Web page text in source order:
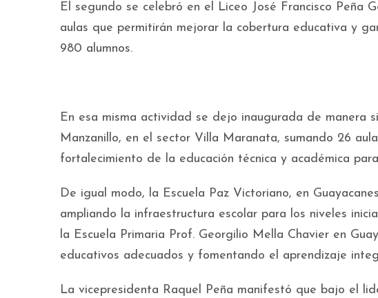
El segundo se celebró en el Liceo José Francisco Peña
aulas que permitirán mejorar la cobertura educativa y
980 alumnos.
En esa misma actividad se dejo inaugurada de manera
Manzanillo, en el sector Villa Maranata, sumando 26
fortalecimiento de la educación técnica y académica
De igual modo, la Escuela Paz Victoriano, en
ampliando la infraestructura escolar para los niveles
la Escuela Primaria Prof. Georgilio Mella Chavier en
educativos adecuados y fomentando el aprendizaje
La vicepresidenta Raquel Peña manifestó que bajo el